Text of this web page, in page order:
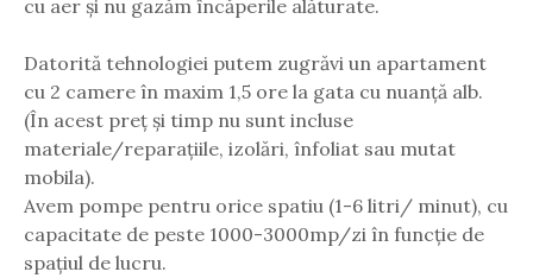
cu aer și nu gazăm încăperile alăturate.
Datorită tehnologiei putem zugrăvi un apartament
cu 2 camere în maxim 1,5 ore la gata cu nuanță alb.
(În acest preț și timp nu sunt incluse
materiale/reparațiile, izolări, înfoliat sau mutat
mobila).
Avem pompe pentru orice spatiu (1-6 litri/ minut), cu
capacitate de peste 1000-3000mp/zi în funcție de
spațiul de lucru.